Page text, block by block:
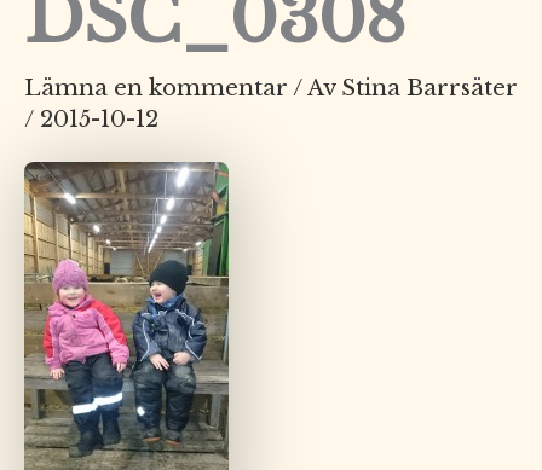
DSC_0308
Lämna en kommentar / Av Stina Barrsäter
/ 2015-10-12